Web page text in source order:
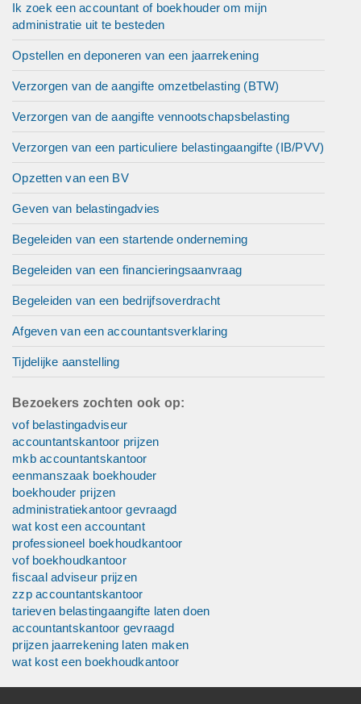
Ik zoek een accountant of boekhouder om mijn
administratie uit te besteden
Opstellen en deponeren van een jaarrekening
Verzorgen van de aangifte omzetbelasting (BTW)
Verzorgen van de aangifte vennootschapsbelasting
Verzorgen van een particuliere belastingaangifte (IB/PVV)
Opzetten van een BV
Geven van belastingadvies
Begeleiden van een startende onderneming
Begeleiden van een financieringsaanvraag
Begeleiden van een bedrijfsoverdracht
Afgeven van een accountantsverklaring
Tijdelijke aanstelling
Bezoekers zochten ook op:
vof belastingadviseur
accountantskantoor prijzen
mkb accountantskantoor
eenmanszaak boekhouder
boekhouder prijzen
administratiekantoor gevraagd
wat kost een accountant
professioneel boekhoudkantoor
vof boekhoudkantoor
fiscaal adviseur prijzen
zzp accountantskantoor
tarieven belastingaangifte laten doen
accountantskantoor gevraagd
prijzen jaarrekening laten maken
wat kost een boekhoudkantoor